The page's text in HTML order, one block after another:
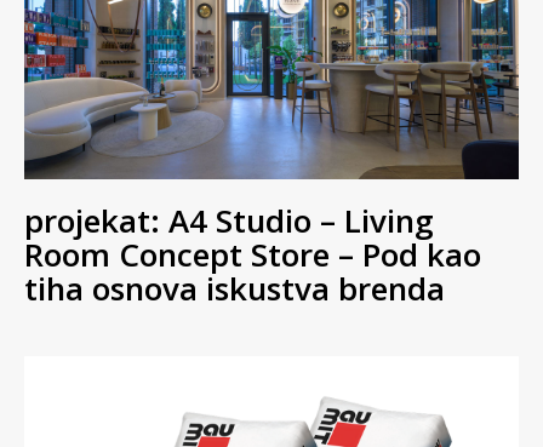
projekat: A4 Studio – Living
Room Concept Store – Pod kao
tiha osnova iskustva brenda